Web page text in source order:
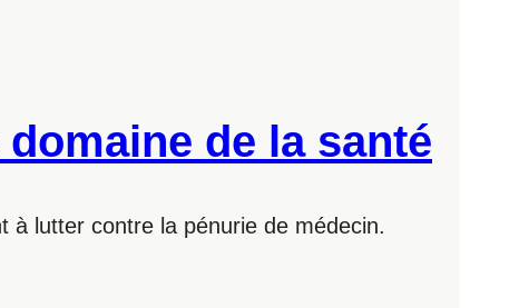
de la santé
à lutter contre la pénurie de médecin.